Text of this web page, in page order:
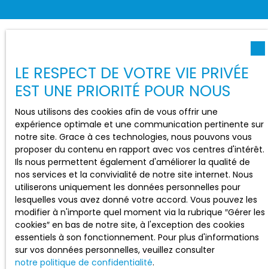
LE RESPECT DE VOTRE VIE PRIVÉE
EST UNE PRIORITÉ POUR NOUS
Nous utilisons des cookies afin de vous offrir une
expérience optimale et une communication pertinente sur
notre site. Grace à ces technologies, nous pouvons vous
proposer du contenu en rapport avec vos centres d'intérêt.
Ils nous permettent également d'améliorer la qualité de
nos services et la convivialité de notre site internet. Nous
utiliserons uniquement les données personnelles pour
lesquelles vous avez donné votre accord. Vous pouvez les
modifier à n'importe quel moment via la rubrique ″Gérer les
cookies″ en bas de notre site, à l'exception des cookies
essentiels à son fonctionnement. Pour plus d'informations
sur vos données personnelles, veuillez consulter
notre politique de confidentialité.